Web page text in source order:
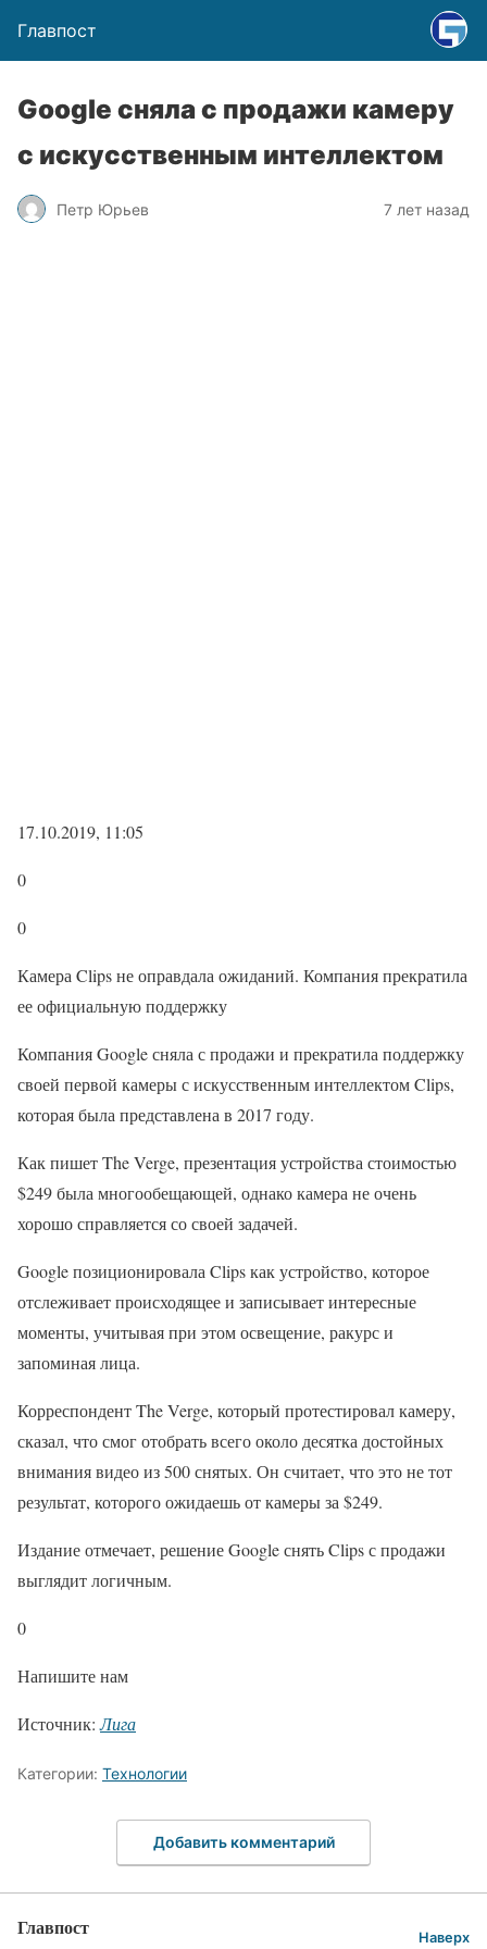
Главпост
Google сняла с продажи камеру
с искусственным интеллектом
Петр Юрьев 7 лет назад
17.10.2019, 11:05
0
0
Камера Clips не оправдала ожиданий. Компания прекратила
ее официальную поддержку
Компания Google сняла с продажи и прекратила поддержку
своей первой камеры с искусственным интеллектом Clips,
которая была представлена в 2017 году.
Как пишет The Verge, презентация устройства стоимостью
$249 была многообещающей, однако камера не очень
хорошо справляется со своей задачей.
Google позиционировала Clips как устройство, которое
отслеживает происходящее и записывает интересные
моменты, учитывая при этом освещение, ракурс и
запоминая лица.
Корреспондент The Verge, который протестировал камеру,
сказал, что смог отобрать всего около десятка достойных
внимания видео из 500 снятых. Он считает, что это не тот
результат, которого ожидаешь от камеры за $249.
Издание отмечает, решение Google снять Clips с продажи
выглядит логичным.
0
Напишите нам
Источник:Лига
Категории: Технологии
Добавить комментарий
Главпост Наверх